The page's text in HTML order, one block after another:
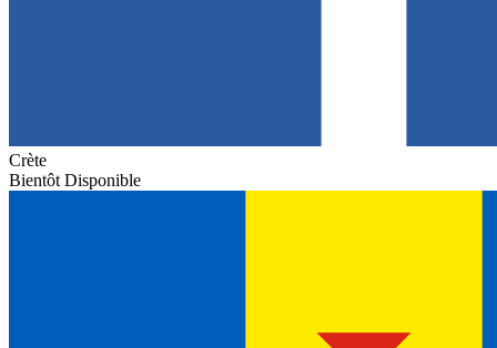
Crète
Bientôt Disponible